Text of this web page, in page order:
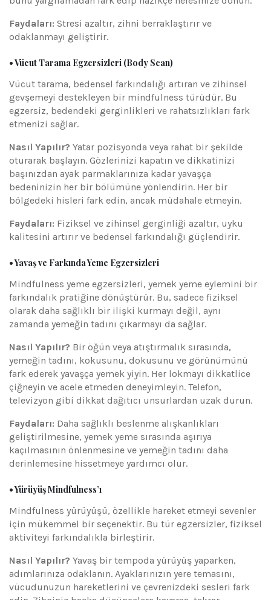
Faydaları: Stresi azaltır, zihni berraklaştırır ve
odaklanmayı geliştirir.
• Vücut Tarama Egzersizleri (Body Scan)
Vücut tarama, bedensel farkındalığı artıran ve zihinsel
gevşemeyi destekleyen bir mindfulness türüdür. Bu
egzersiz, bedendeki gerginlikleri ve rahatsızlıkları fark
etmenizi sağlar.
Nasıl Yapılır? Yatar pozisyonda veya rahat bir şekilde
oturarak başlayın. Gözlerinizi kapatın ve dikkatinizi
başınızdan ayak parmaklarınıza kadar yavaşça
bedeninizin her bir bölümüne yönlendirin. Her bir
bölgedeki hisleri fark edin, ancak müdahale etmeyin.
Faydaları: Fiziksel ve zihinsel gerginliği azaltır, uyku
kalitesini artırır ve bedensel farkındalığı güçlendirir.
• Yavaş ve Farkında Yeme Egzersizleri
Mindfulness yeme egzersizleri, yemek yeme eylemini bir
farkındalık pratiğine dönüştürür. Bu, sadece fiziksel
olarak daha sağlıklı bir ilişki kurmayı değil, aynı
zamanda yemeğin tadını çıkarmayı da sağlar.
Nasıl Yapılır? Bir öğün veya atıştırmalık sırasında,
yemeğin tadını, kokusunu, dokusunu ve görünümünü
fark ederek yavaşça yemek yiyin. Her lokmayı dikkatlice
çiğneyin ve acele etmeden deneyimleyin. Telefon,
televizyon gibi dikkat dağıtıcı unsurlardan uzak durun.
Faydaları: Daha sağlıklı beslenme alışkanlıkları
geliştirilmesine, yemek yeme sırasında aşırıya
kaçılmasının önlenmesine ve yemeğin tadını daha
derinlemesine hissetmeye yardımcı olur.
• Yürüyüş Mindfulness’ı
Mindfulness yürüyüşü, özellikle hareket etmeyi sevenler
için mükemmel bir seçenektir. Bu tür egzersizler, fiziksel
aktiviteyi farkındalıkla birleştirir.
Nasıl Yapılır? Yavaş bir tempoda yürüyüş yaparken,
adımlarınıza odaklanın. Ayaklarınızın yere temasını,
vücudunuzun hareketlerini ve çevrenizdeki sesleri fark